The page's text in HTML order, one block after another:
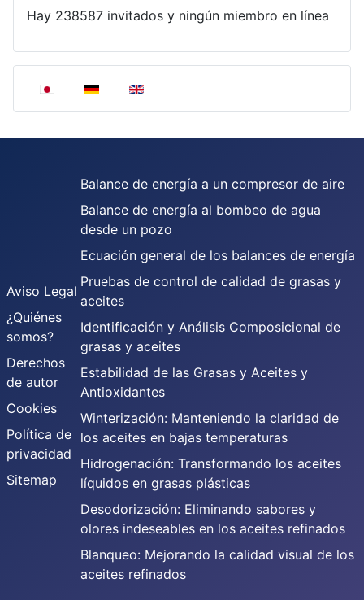
Hay 238587 invitados y ningún miembro en línea
Seleccione su idioma
Aviso Legal
¿Quiénes
somos?
Derechos
de autor
Cookies
Política de
privacidad
Sitemap
Balance de energía a un compresor de aire
Balance de energía al bombeo de agua
desde un pozo
Ecuación general de los balances de energía
Pruebas de control de calidad de grasas y
aceites
Identificación y Análisis Composicional de
grasas y aceites
Estabilidad de las Grasas y Aceites y
Antioxidantes
Winterización: Manteniendo la claridad de
los aceites en bajas temperaturas
Hidrogenación: Transformando los aceites
líquidos en grasas plásticas
Desodorización: Eliminando sabores y
olores indeseables en los aceites refinados
Blanqueo: Mejorando la calidad visual de los
aceites refinados